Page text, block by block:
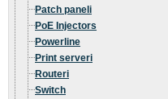
Patch paneli
PoE Injectors
Powerline
Print serveri
Routeri
Switch